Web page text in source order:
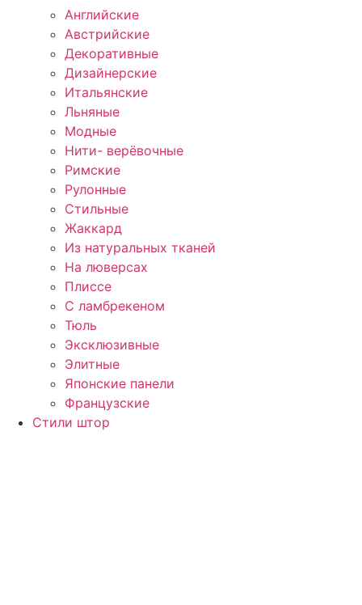
Английские
Австрийские
Декоративные
Дизайнерские
Итальянские
Льняные
Модные
Нити- верёвочные
Римские
Рулонные
Стильные
Жаккард
Из натуральных тканей
На люверсах
Плиссе
С ламбрекеном
Тюль
Эксклюзивные
Элитные
Японские панели
Французские
Стили штор